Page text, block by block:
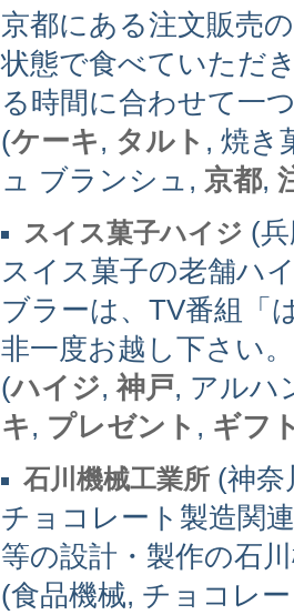
京都にある注文販売
状態で食べていただ
る時間に合わせて一
(ケーキ, タルト , 焼き
ュ ブランシュ, 京都,
スイス菓子ハイジ (
スイス菓子の老舗ハ
ブラーは、TV番組「
非一度お越し下さい。
(ハイジ,神戸, アルハ
キ, プレゼント , ギフ
石川機械工業所 (神奈
チョコレート製造関
等の設計・製作の石
(食品機械, チョコレ